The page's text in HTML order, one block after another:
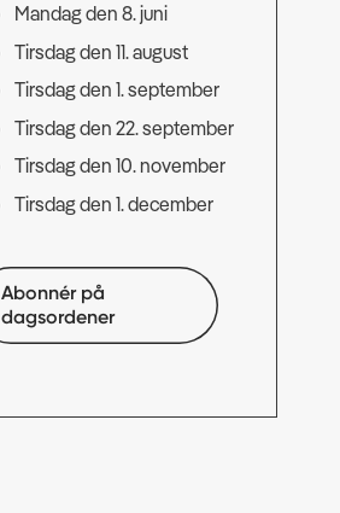
Mandag den 8. juni
Tirsdag den 11. august
Tirsdag den 1. september
Tirsdag den 22. september
Tirsdag den 10. november
Tirsdag den 1. december
Abonnér på
dagsordener